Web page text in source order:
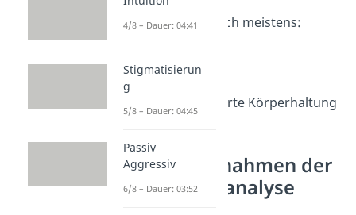
Nonverbalzeigen sich meistens:
auffällige Gesten
deutlich veränderte Körperhaltung
Die Grundannahmen der
Transaktionsanalyse
4/8 – Dauer: 04:41
Stigmatisierun
g
5/8 – Dauer: 04:45
Passiv
Aggressiv
6/8 – Dauer: 03:52